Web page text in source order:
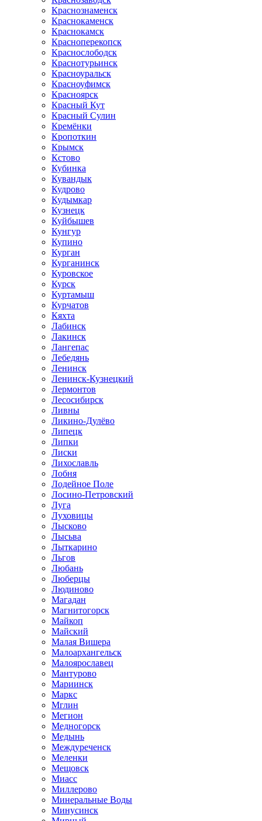
Краснознаменск
Краснокаменск
Краснокамск
Красноперекопск
Краснослободск
Краснотурьинск
Красноуральск
Красноуфимск
Красноярск
Красный Кут
Красный Сулин
Кремёнки
Кропоткин
Крымск
Кстово
Кубинка
Кувандык
Кудрово
Кудымкар
Кузнецк
Куйбышев
Кунгур
Купино
Курган
Курганинск
Куровское
Курск
Куртамыш
Курчатов
Кяхта
Лабинск
Лакинск
Лангепас
Лебедянь
Ленинск
Ленинск-Кузнецкий
Лермонтов
Лесосибирск
Ливны
Ликино-Дулёво
Липецк
Липки
Лиски
Лихославль
Лобня
Лодейное Поле
Лосино-Петровский
Луга
Луховицы
Лысково
Лысьва
Лыткарино
Льгов
Любань
Люберцы
Людиново
Магадан
Магнитогорск
Майкоп
Майский
Малая Вишера
Малоархангельск
Малоярославец
Мантурово
Мариинск
Маркс
Мглин
Мегион
Медногорск
Медынь
Междуреченск
Меленки
Мещовск
Миасс
Миллерово
Минеральные Воды
Минусинск